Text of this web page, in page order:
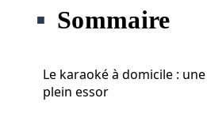
Sommaire
Le karaoké à domicile :
plein essor